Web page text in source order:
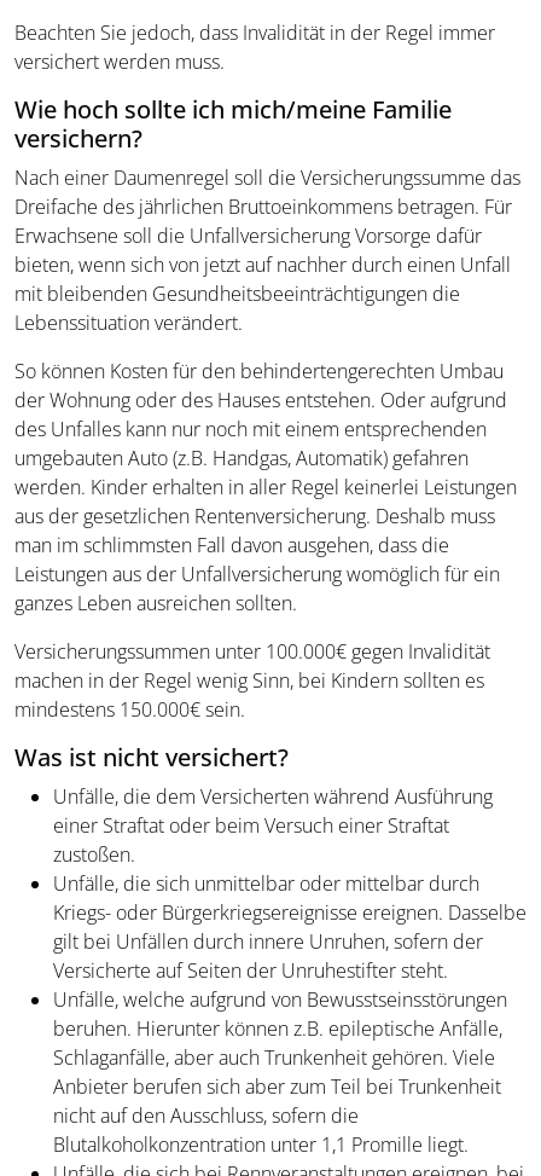
Beachten Sie jedoch, dass Invalidität in der Regel immer
versichert werden muss.
Wie hoch sollte ich mich/meine Familie
versichern?
Nach einer Daumenregel soll die Versicherungssumme das
Dreifache des jährlichen Bruttoeinkommens betragen. Für
Erwachsene soll die Unfallversicherung Vorsorge dafür
bieten, wenn sich von jetzt auf nachher durch einen Unfall
mit bleibenden Gesundheitsbeeinträchtigungen die
Lebenssituation verändert.
So können Kosten für den behindertengerechten Umbau
der Wohnung oder des Hauses entstehen. Oder aufgrund
des Unfalles kann nur noch mit einem entsprechenden
umgebauten Auto (z.B. Handgas, Automatik) gefahren
werden. Kinder erhalten in aller Regel keinerlei Leistungen
aus der gesetzlichen Rentenversicherung. Deshalb muss
man im schlimmsten Fall davon ausgehen, dass die
Leistungen aus der Unfallversicherung womöglich für ein
ganzes Leben ausreichen sollten.
Versicherungssummen unter 100.000€ gegen Invalidität
machen in der Regel wenig Sinn, bei Kindern sollten es
mindestens 150.000€ sein.
Was ist nicht versichert?
Unfälle, die dem Versicherten während Ausführung
einer Straftat oder beim Versuch einer Straftat
zustoßen.
Unfälle, die sich unmittelbar oder mittelbar durch
Kriegs- oder Bürgerkriegsereignisse ereignen. Dasselbe
gilt bei Unfällen durch innere Unruhen, sofern der
Versicherte auf Seiten der Unruhestifter steht.
Unfälle, welche aufgrund von Bewusstseinsstörungen
beruhen. Hierunter können z.B. epileptische Anfälle,
Schlaganfälle, aber auch Trunkenheit gehören. Viele
Anbieter berufen sich aber zum Teil bei Trunkenheit
nicht auf den Ausschluss, sofern die
Blutalkoholkonzentration unter 1,1 Promille liegt.